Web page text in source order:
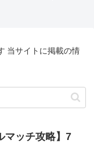
当サイトに掲載の情
マッチ攻略】7